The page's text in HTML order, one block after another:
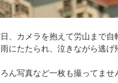
、カメラを抱えて労山まで自
にたたられ、泣きながら逃げ
ん写真など一枚も撮ってませ